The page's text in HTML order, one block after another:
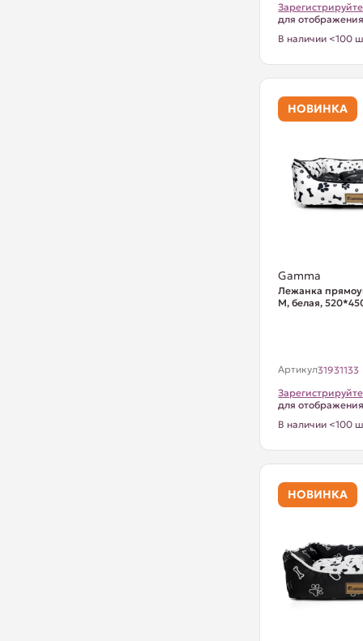
для
В наличии <100
НОВИНКА
Gamma
Лежанка
M, белая,
Артикул31931133
для
В наличии <100
НОВИНКА